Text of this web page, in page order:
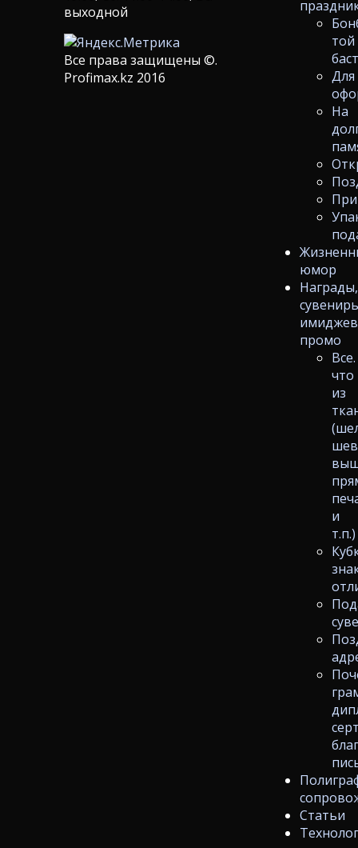
той
Для
На
юмор
Награды,
промо
Все.
что
из
и
т.п.)
Статьи
выходной
Все права защищены ©.
Profimax.kz 2016